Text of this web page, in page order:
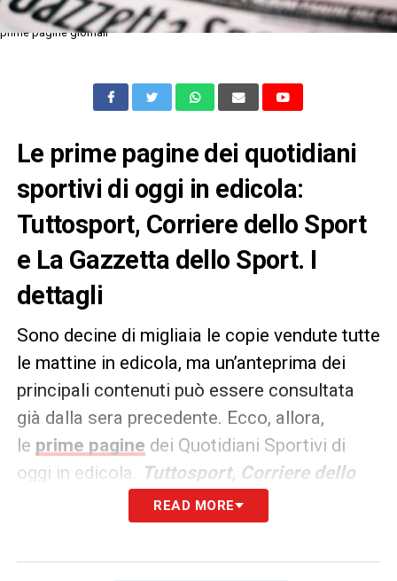
prime pagine giornali
Le prime pagine dei quotidiani
sportivi di oggi in edicola:
Tuttosport, Corriere dello Sport
e La Gazzetta dello Sport. I
dettagli
Sono decine di migliaia le copie vendute tutte
le mattine in edicola, ma un’anteprima dei
principali contenuti può essere consultata
già dalla sera precedente. Ecco, allora,
le prime pagine dei Quotidiani Sportivi di
oggi in edicola.
Tuttosport, Corriere dello
Sport e La Gazzetta dello
rappresentano i principali quotidiani
READ MORE